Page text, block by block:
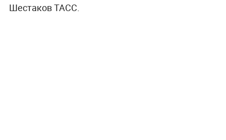
Шестаков ТАСС.